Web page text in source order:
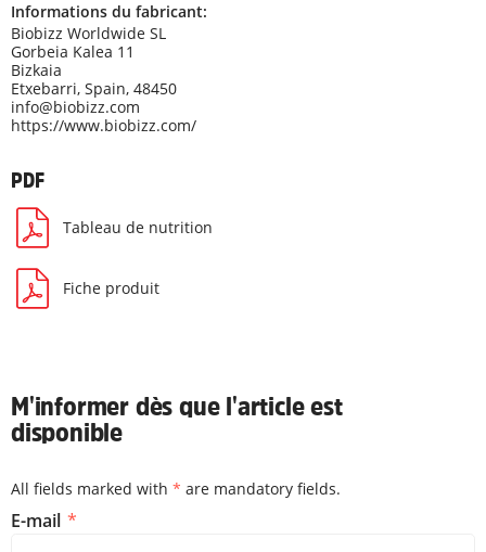
Informations du fabricant:
Biobizz Worldwide SL
Gorbeia Kalea 11
Bizkaia
Etxebarri, Spain, 48450
info@biobizz.com
https://www.biobizz.com/
PDF
Tableau de nutrition
Fiche produit
M'informer dès que l'article est
disponible
M'informer dès que l'article est disponible
All fields marked with * are mandatory fields.
E-mail